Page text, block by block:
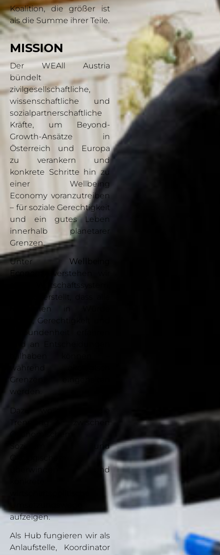
Koalition, die größer ist
als die Summe ihrer Teile.
MISSION
Der WEAll Austria
bündelt
zivilgesellschaftliche,
wissenschaftliche und
sozialpartnerschaftliche
Kräfte, um Beyond-
Growth-Ansätze in
Österreich und Europa
zu verankern und
konkrete Schritte hin zu
einer Wellbeing
Economy voranzutreiben
– für soziale Gerechtigkeit
und ein gutes Leben
innerhalb planetarer
Grenzen.
Unter Wellbeing
Economy
verstehen wir
ein Wirtschaftssystem,
das sicherstellt, dass alle
Menschen in Würde
leben, Gerechtigkeit und
Verbundenheit erfahren
und an Entscheidungen
teilhaben können –
während ökologisch
Grenzen eingehalten
werden.
Dazu wollen wir die
Sozialem und
überwinden und
aufzeigen.
Als Hub fungieren wir als
Anlaufstelle, Koordinator